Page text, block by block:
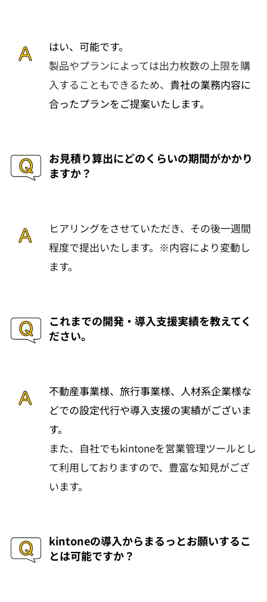
はい、可能です。
製品やプランによっては出力枚数の上限を購
入することもできるため、 貴社の業務内容に
合ったプランをご提案いたします。
お見積り算出にどのくらいの期間がかかり
ますか？
ヒアリングをさせていただき、その後一週間
程度で提出いたします。※内容により変動し
ます。
これまでの開発・導入支援実績を教えてく
ださい。
不動産事業様、旅行事業様、人材系企業様な
どでの設定代行や導入支援の実績がございま
す。
また、自社でもkintoneを営業管理ツールとし
て利用しておりますので、豊富な知見がござ
います。
kintoneの導入からまるっとお願いするこ
とは可能ですか？